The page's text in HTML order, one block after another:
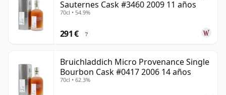
Sauternes Cask #3460 2009 11 años
70cl • 54.9%
291 € ?
Bruichladdich Micro Provenance Single
Bourbon Cask #0417 2006 14 años
70cl • 62.3%